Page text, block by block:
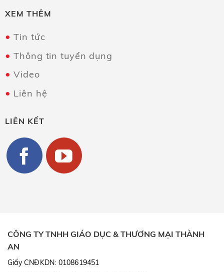
XEM THÊM
Tin tức
Thông tin tuyển dụng
Video
Liên hệ
LIÊN KẾT
CÔNG TY TNHH GIÁO DỤC & THƯƠNG MẠI THÀNH
AN
Giấy CNĐKDN: 0108619451